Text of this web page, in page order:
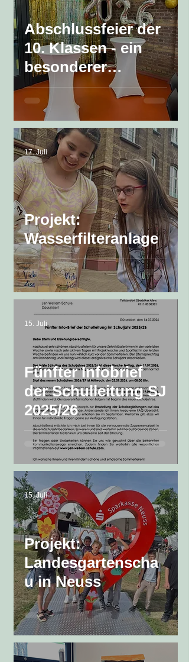
Abschlussfeier der
10. Klassen - ein
besonderer
Meilenstein
Projekt:
Wasserfilteranlage
17. Juli
Fünfter Infobrief
der Schulleitung SJ
2025/26
15. Juli
Projekt:
Landesgartenscha
u in Neuss
15. Juli